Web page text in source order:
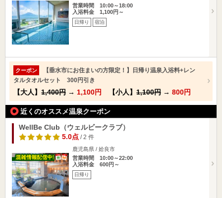
営業時間 10:00～18:00
入浴料金 1,100円～
日帰り 宿泊
クーポン
【垂水市にお住まいの方限定！】日帰り温泉入浴料+レン
タルタオルセット 300円引き
【大人】 1,400円 → 1,100円 【小人】 1,100円 → 800円
近くのオススメ温泉クーポン
WellBe Club（ウェルビークラブ）
5.0点/ 2 件
鹿児島県 / 姶良市
営業時間 10:00～22:00
入浴料金 600円～
日帰り